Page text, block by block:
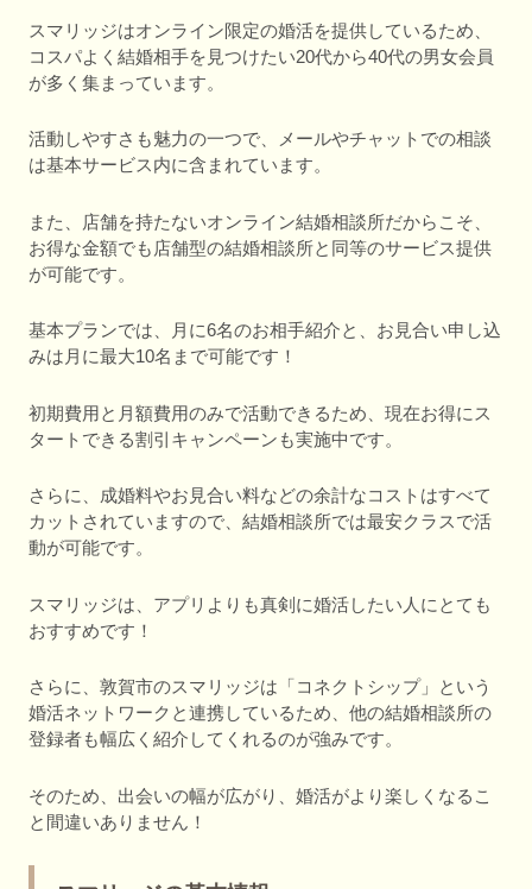
スマリッジはオンライン限定の婚活を提供しているため、
コスパよく結婚相手を見つけたい20代から40代の男女会員
が多く集まっています。
活動しやすさも魅力の一つで、メールやチャットでの相談
は基本サービス内に含まれています。
また、店舗を持たないオンライン結婚相談所だからこそ、
お得な金額でも店舗型の結婚相談所と同等のサービス提供
が可能です。
基本プランでは、月に6名のお相手紹介と、お見合い申し込
みは月に最大10名まで可能です！
初期費用と月額費用のみで活動できるため、現在お得にス
タートできる割引キャンペーンも実施中です。
さらに、成婚料やお見合い料などの余計なコストはすべて
カットされていますので、結婚相談所では最安クラスで活
動が可能です。
スマリッジは、アプリよりも真剣に婚活したい人にとても
おすすめです！
さらに、敦賀市のスマリッジは「コネクトシップ」という
婚活ネットワークと連携しているため、他の結婚相談所の
登録者も幅広く紹介してくれるのが強みです。
そのため、出会いの幅が広がり、婚活がより楽しくなるこ
と間違いありません！